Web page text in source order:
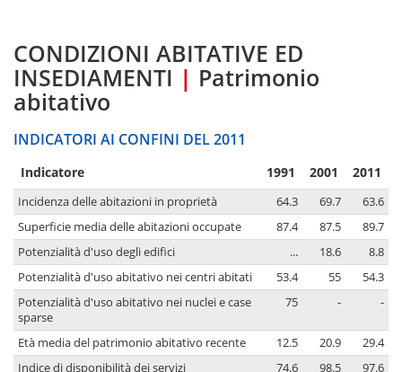
CONDIZIONI ABITATIVE ED
INSEDIAMENTI | Patrimonio
abitativo
INDICATORI AI CONFINI DEL 2011
Indicatore 1991 2001 2011
Incidenza delle abitazioni in proprietà 64.3 69.7
63.6
Superficie media delle abitazioni occupate
87.4 87.5
89.7
Potenzialità d'uso degli edifici
... 18.6
8.8
Potenzialità d'uso abitativo nei centri abitati
53.4 55
54.3
Potenzialità d'uso abitativo nei nuclei e case
sparse
75 - -
Età media del patrimonio abitativo recente 12.5 20.9
29.4
Indice di disponibilità dei servizi
74.6 98.5 97.6